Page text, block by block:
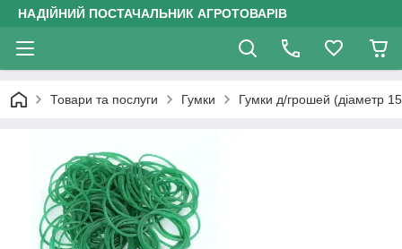
НАДІЙНИЙ ПОСТАЧАЛЬНИК АГРОТОВАРІВ
Товари та послуги Гумки Гумки д/грошей (діаметр